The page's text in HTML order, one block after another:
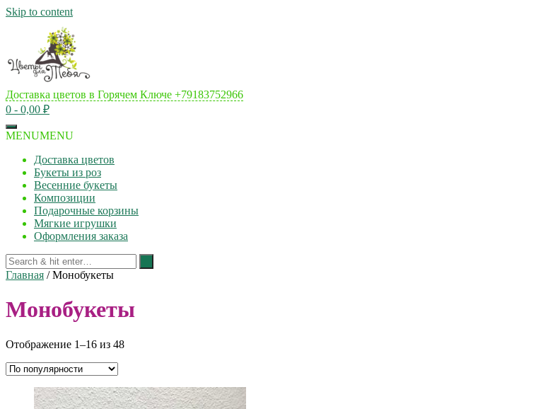
Skip to content
Доставка цветов в Горячем Ключе +79183752966
0 - 0,00 ₽
MENUMENU
Доставка цветов
Букеты из роз
Весенние букеты
Композиции
Подарочные корзины
Мягкие игрушки
Оформления заказа
Главная / Монобукеты
Монобукеты
Отображение 1–16 из 48